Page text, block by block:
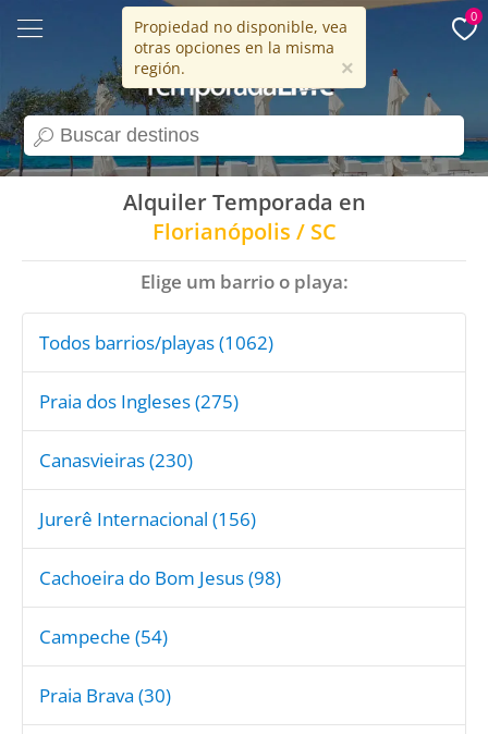
search
15 años
0
Propiedad no disponible, vea
otras opciones en la misma
región.
×
Alquiler Temporada en
Florianópolis / SC
Elige um barrio o playa:
Todos barrios/playas (1062)
Praia dos Ingleses (275)
Canasvieiras (230)
Jurerê Internacional (156)
Cachoeira do Bom Jesus (98)
Campeche (54)
Praia Brava (30)